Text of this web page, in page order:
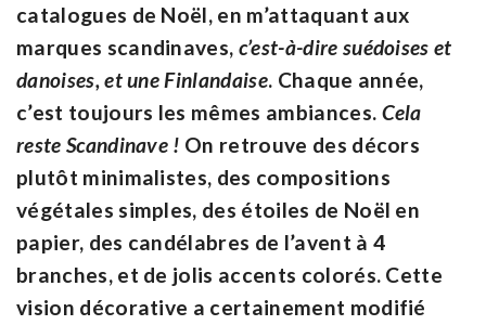
catalogues de Noël, en m’attaquant aux
marques scandinaves, c’est-à-dire suédoises et
danoises, et une Finlandaise. Chaque année,
c’est toujours les mêmes ambiances. Cela
reste Scandinave ! On retrouve des décors
plutôt minimalistes, des compositions
végétales simples, des étoiles de Noël en
papier, des candélabres de l’avent à 4
branches, et de jolis accents colorés. Cette
vision décorative a certainement modifié